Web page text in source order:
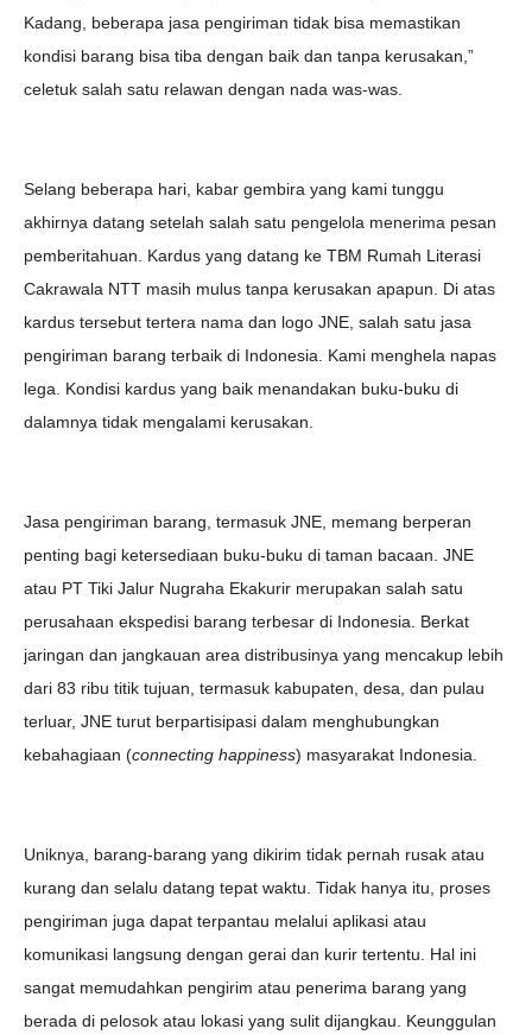
Kadang, beberapa jasa pengiriman tidak bisa memastikan
kondisi barang bisa tiba dengan baik dan tanpa kerusakan,”
celetuk salah satu relawan dengan nada was-was.
Selang beberapa hari, kabar gembira yang kami tunggu
akhirnya datang setelah salah satu pengelola menerima pesan
pemberitahuan. Kardus yang datang ke TBM Rumah Literasi
Cakrawala NTT masih mulus tanpa kerusakan apapun. Di atas
kardus tersebut tertera nama dan logo JNE, salah satu jasa
pengiriman barang terbaik di Indonesia. Kami menghela napas
lega. Kondisi kardus yang baik menandakan buku-buku di
dalamnya tidak mengalami kerusakan.
Jasa pengiriman barang, termasuk JNE, memang berperan
penting bagi ketersediaan buku-buku di taman bacaan. JNE
atau PT Tiki Jalur Nugraha Ekakurir merupakan salah satu
perusahaan ekspedisi barang terbesar di Indonesia. Berkat
jaringan dan jangkauan area distribusinya yang mencakup lebih
dari 83 ribu titik tujuan, termasuk kabupaten, desa, dan pulau
terluar, JNE turut berpartisipasi dalam menghubungkan
kebahagiaan (connecting happiness) masyarakat Indonesia.
Uniknya, barang-barang yang dikirim tidak pernah rusak atau
kurang dan selalu datang tepat waktu. Tidak hanya itu, proses
pengiriman juga dapat terpantau melalui aplikasi atau
komunikasi langsung dengan gerai dan kurir tertentu. Hal ini
sangat memudahkan pengirim atau penerima barang yang
berada di pelosok atau lokasi yang sulit dijangkau. Keunggulan